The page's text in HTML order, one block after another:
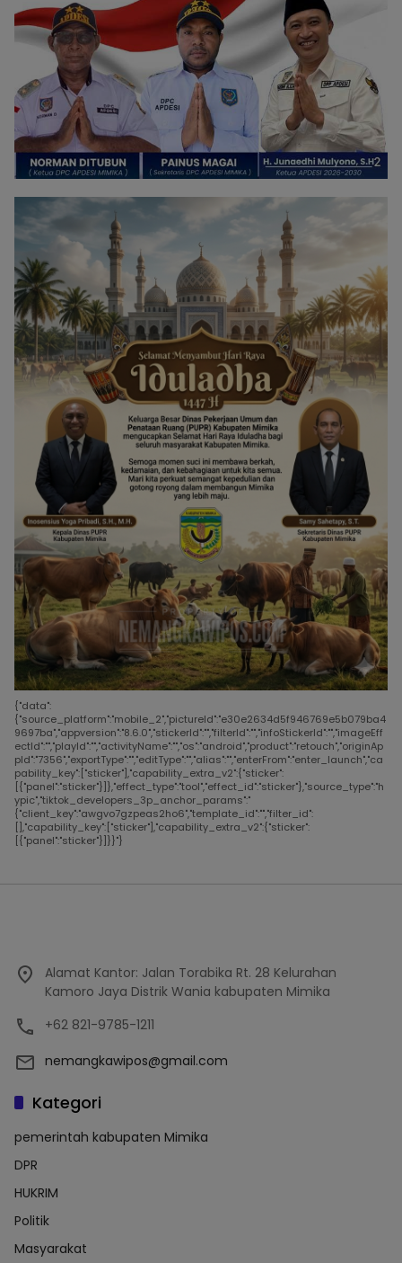
{"data":
{"source_platform":"mobile_2","pictureId":"e30e2634d5f946769e5b079ba4
9697ba","appversion":"8.6.0","stickerId":"","filterId":"","infoStickerId":"","imageEff
ectId":"","playId":"","activityName":"","os":"android","product":"retouch","originAp
pId":"7356","exportType":"","editType":"","alias":"","enterFrom":"enter_launch","ca
pability_key":["sticker"],"capability_extra_v2":{"sticker":
[{"panel":"sticker"}]},"effect_type":"tool","effect_id":"sticker"},"source_type":"h
ypic","tiktok_developers_3p_anchor_params":"
{"client_key":"awgvo7gzpeas2ho6","template_id":"","filter_id":
[],"capability_key":["sticker"],"capability_extra_v2":{"sticker":
[{"panel":"sticker"}]}}"}
Alamat Kantor: Jalan Torabika Rt. 28 Kelurahan
Kamoro Jaya Distrik Wania kabupaten Mimika
+62 821-9785-1211
nemangkawipos@gmail.com
Kategori
pemerintah kabupaten Mimika
DPR
HUKRIM
Politik
Masyarakat